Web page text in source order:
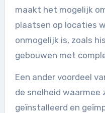
maakt het mogelijk
plaatsen op locaties
onmogelijk is, zoals
gebouwen met
Een ander voordeel
de snelheid waarmee
geïnstalleerd en